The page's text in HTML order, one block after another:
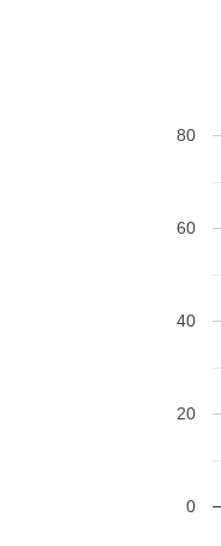
0
20
40
60
80